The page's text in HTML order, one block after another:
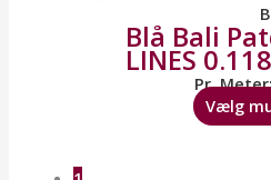
Blå Bali
LINES
Pr.
Vælg